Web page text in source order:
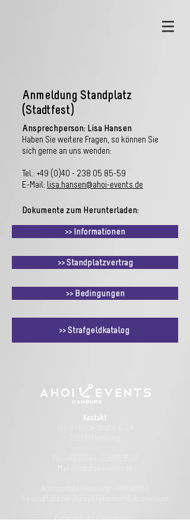
Anmeldung Standplatz
(Stadtfest)
Ansprechperson: Lisa Hansen
Haben Sie weitere Fragen, so können Sie
sich gerne an uns wenden:
Tel.: +49 (0)40 - 238 05 85-59
E-Mail: lisa.hansen@ahoi-events.de
Dokumente zum Herunterladen:
>> Informationen
>> Standplatzvertrag
>> Bedingungen
>> Strafgeldkatalog
Kontakt
Datenschutz/Impressum